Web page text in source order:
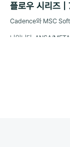
플로우 시리즈
Cadence와 MSC
나입니다. ANSA/